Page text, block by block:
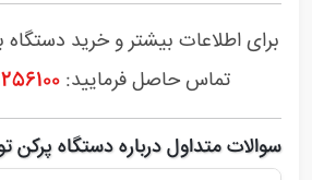
برای اطلاعات بیشتر و خرید دستگاه
تماس حاصل فرمایید:
سوالات متداول درباره دستگاه پرکن